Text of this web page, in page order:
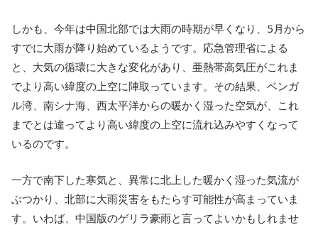
しかも、今年は中国北部では大雨の時期が早くなり、5月から
すでに大雨が降り始めているようです。応急管理省による
と、大気の循環に大きな変化があり、亜熱帯高気圧がこれま
でより高い緯度の上空に陣取っています。その結果、ベンガ
ル湾、南シナ海、西太平洋からの暖かく湿った空気が、これ
までとは違ってより高い緯度の上空に流れ込みやすくなって
いるのです。
一方で南下した寒気と、異常に北上した暖かく湿った気流が
ぶつかり、北部に大雨災害をもたらす可能性が高まっていま
す。いわば、中国版のゲリラ豪雨と言ってよいかもしれませ